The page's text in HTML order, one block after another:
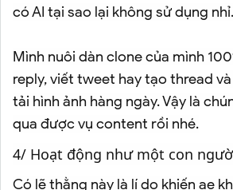
có AI tại sao lại không sử dụng nhỉ.
Mình nuôi dàn clone của mình
reply, viết tweet hay tạo thread
tải hình ảnh hàng ngày. Vậy là
qua được vụ content rồi nhé.
4/ Hoạt động như một con
Có lẽ thằng này là lí do khiến ae